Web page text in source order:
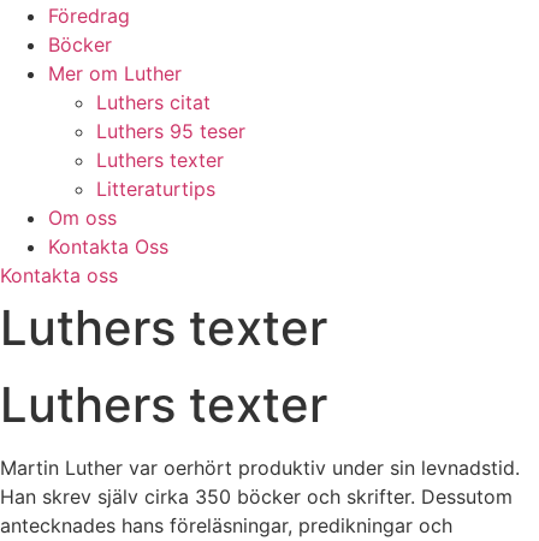
Föredrag
Böcker
Mer om Luther
Luthers citat
Luthers 95 teser
Luthers texter
Litteraturtips
Om oss
Kontakta Oss
Kontakta oss
Luthers texter
Luthers texter
Martin Luther var oerhört produktiv under sin levnadstid.
Han skrev själv cirka 350 böcker och skrifter. Dessutom
antecknades hans föreläsningar, predikningar och